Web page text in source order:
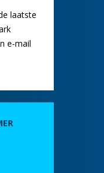
laatste
e-mail